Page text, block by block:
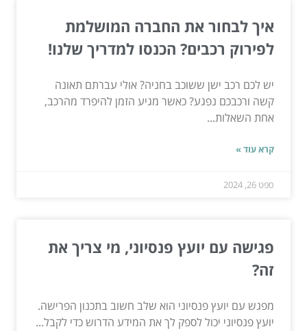
איך לבחור את החברה המושלמת
לפירוק רכבים? הכנסו למדריך שלנו!
יש לכם רכב ישן ששוכב בחניה? אולי עברתם תאונה
קשה ורכבכם נפגע? כאשר מגיע הזמן להיפרד מהרכב,
אחת השאלות...
קרא עוד »
ספט 26, 2024
פגישה עם יועץ פנסיוני, מי צריך את
זה?
מפגש עם יועץ פנסיוני הוא שלב חשוב בתכנון הפרישה.
יועץ פנסיוני יכול לספק לך את המידע הדרוש כדי לקבל...